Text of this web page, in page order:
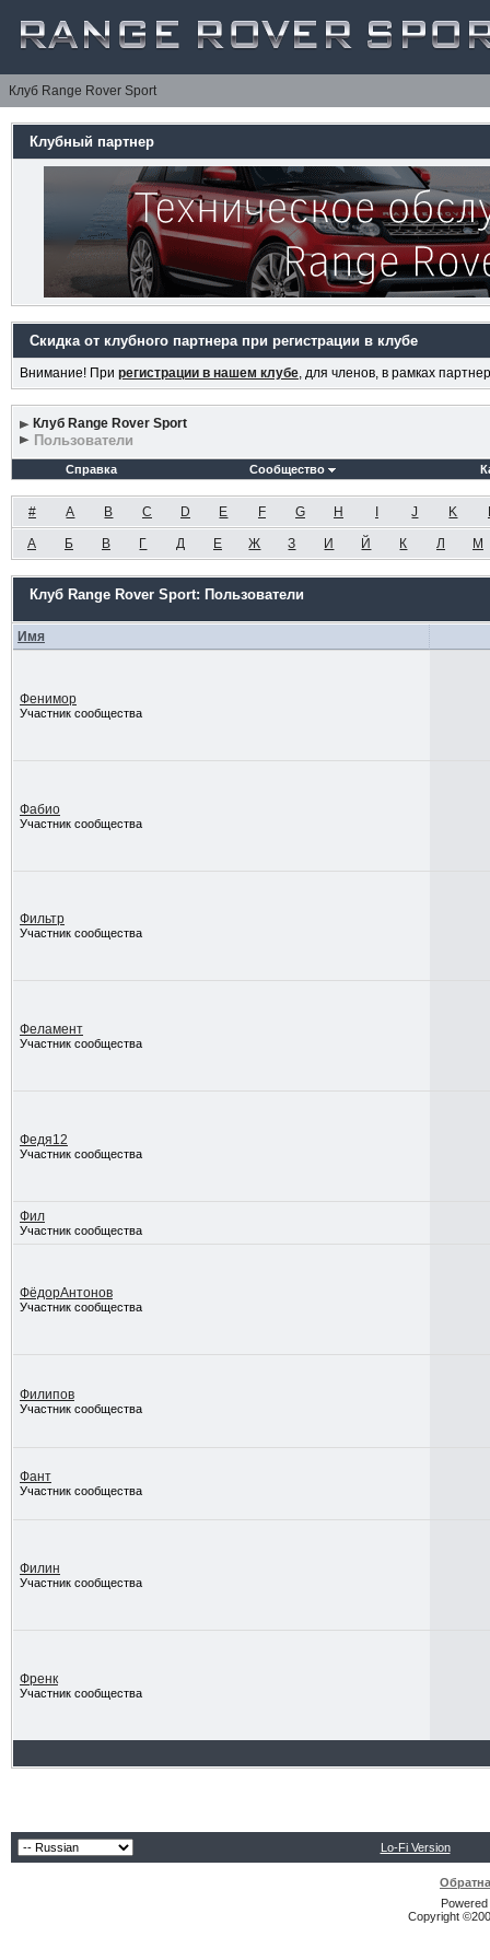
Клуб Range Rover Sport
Клубный партнер
Скидка от клубного партнера при регистрации в клубе
Внимание! При регистрации в нашем клубе, для членов, в рамках
Клуб Range Rover Sport
Пользователи
Справка Сообщество
# A B C D E F G H J K
А Б В Г Д Е Ж З И Й К Л М
Клуб Range Rover Sport: Пользователи
Имя
Фенимор
Участник сообщества
Фабио
Участник сообщества
Фильтр
Участник сообщества
Феламент
Участник сообщества
Федя12
Участник сообщества
Фил
Участник сообщества
ФёдорАнтонов
Участник сообщества
Филипов
Участник сообщества
Фант
Участник сообщества
Филин
Участник сообщества
Френк
Участник сообщества
Lo-Fi Version
Copyright